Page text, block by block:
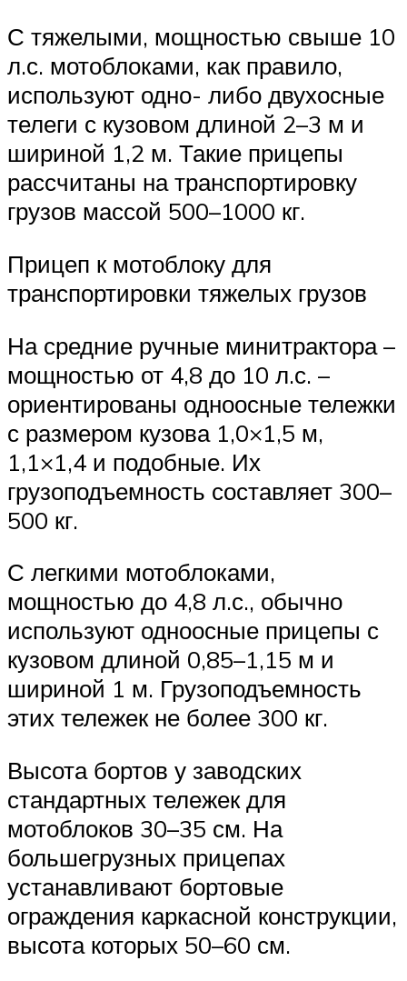
С тяжелыми, мощностью свыше 10
л.с. мотоблоками, как правило,
используют одно- либо двухосные
телеги с кузовом длиной 2–3 м и
шириной 1,2 м. Такие прицепы
рассчитаны на транспортировку
грузов массой 500–1000 кг.
Прицеп к мотоблоку для
транспортировки тяжелых грузов
На средние ручные минитрактора –
мощностью от 4,8 до 10 л.с. –
ориентированы одноосные тележки
с размером кузова 1,0×1,5 м,
1,1×1,4 и подобные. Их
грузоподъемность составляет 300–
500 кг.
С легкими мотоблоками,
мощностью до 4,8 л.с., обычно
используют одноосные прицепы с
кузовом длиной 0,85–1,15 м и
шириной 1 м. Грузоподъемность
этих тележек не более 300 кг.
Высота бортов у заводских
стандартных тележек для
мотоблоков 30–35 см. На
большегрузных прицепах
устанавливают бортовые
ограждения каркасной конструкции,
высота которых 50–60 см.